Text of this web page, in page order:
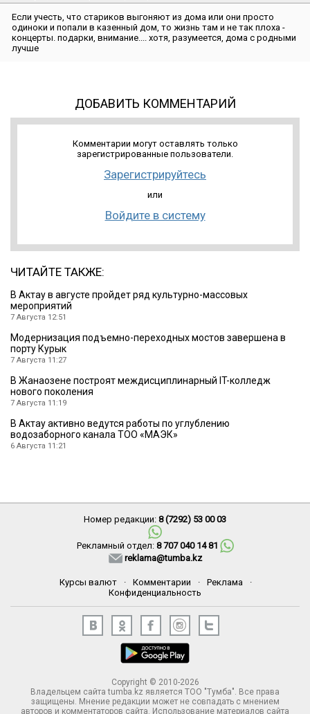
Если учесть, что стариков выгоняют из дома или они просто
одиноки и попали в казенный дом, то жизнь там и не так плоха -
концерты. подарки, внимание.... хотя, разумеется, дома с родными
лучше
ДОБАВИТЬ КОММЕНТАРИЙ
Комментарии могут оставлять только
зарегистрированные пользователи.
Зарегистрируйтесь
или
Войдите в систему
ЧИТАЙТЕ ТАКЖЕ:
В Актау в августе пройдет ряд культурно-массовых
мероприятий
7 Августа 12:51
Модернизация подъемно-переходных мостов завершена в
порту Курык
7 Августа 11:27
В Жанаозене построят междисциплинарный IT-колледж
нового поколения
7 Августа 11:19
В Актау активно ведутся работы по углублению
водозаборного канала ТОО «МАЭК»
6 Августа 11:21
Номер редакции: 8 (7292) 53 00 03
Рекламный отдел: 8 707 040 14 81
reklama@tumba.kz
Курсы валют · Комментарии · Реклама
·
Конфиденциальность
Copyright © 2010-2026
Владельцем сайта tumba.kz является ТОО "Тумба". Все права
защищены. Мнение редакции может не совпадать с мнением
авторов и комментаторов сайта. Использование материалов сайта